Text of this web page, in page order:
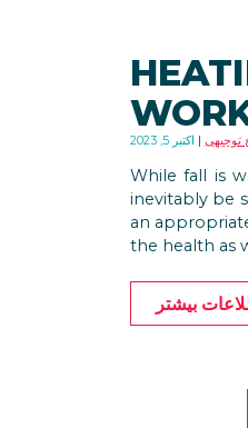
اکتبر 5, 2023 توجیهی
While fall is
inevitably be
an
the health as
بیشتر